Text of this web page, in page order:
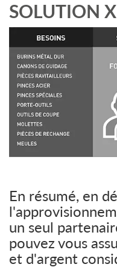
SOLUTION X
En résumé, en
un seul
pouvez vous
et d'argent